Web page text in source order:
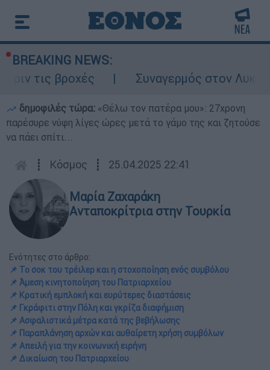
BREAKING NEWS:
βροχές
Συναγερμός στον Λυκαβηττό:
δημοφιλές τώρα: «Θέλω τον πατέρα μου»: 27χρονη
παρέσυρε νύφη λίγες ώρες μετά το γάμο της και ζητούσε
να πάει σπίτι...
┋ Κόσμος ┋ 25.04.2025 22:41
Μαρία Ζαχαράκη
Ανταποκρίτρια στην Τουρκία
Ενότητες στο άρθρο:
📌 Το σοκ του τρέιλερ και η στοχοποίηση ενός συμβόλου
📌 Άμεση κινητοποίηση του Πατριαρχείου
📌 Κρατική εμπλοκή και ευρύτερες διαστάσεις
📌 Γκράφιτι στην Πόλη και γκρίζα διαφήμιση
📌 Ασφαλιστικά μέτρα κατά της βεβήλωσης
📌 Παραπλάνηση αρχών και αυθαίρετη χρήση συμβόλων
📌 Απειλή για την κοινωνική ειρήνη
📌 Δικαίωση του Πατριαρχείου